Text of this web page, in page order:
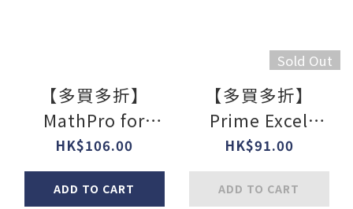
【多買多折】
MathPro for
HKAT Mastering
Math Problems
1B
HK$106.00
ADD TO CART
Sold Out
【多買多折】
Prime Excel
Series: English
Grammar
Practice P1
HK$91.00
ADD TO CART